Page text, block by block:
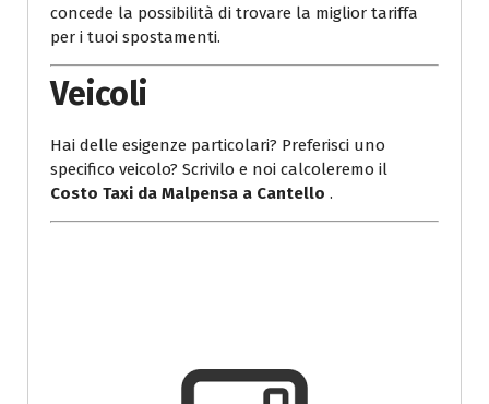
concede la possibilità di trovare la miglior tariffa
per i tuoi spostamenti.
Veicoli
Hai delle esigenze particolari? Preferisci uno
specifico veicolo? Scrivilo e noi calcoleremo il
Costo Taxi da Malpensa a Cantello .